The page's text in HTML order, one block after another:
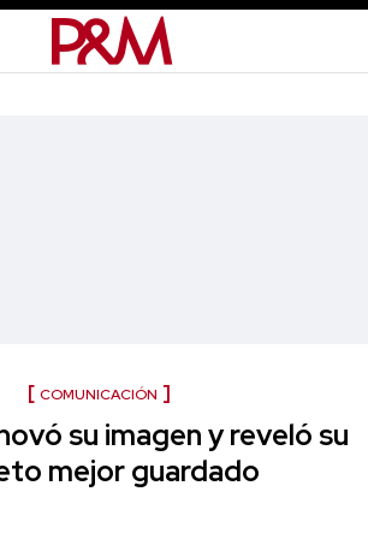
COMUNICACIÓN
su imagen y reveló su
mejor guardado